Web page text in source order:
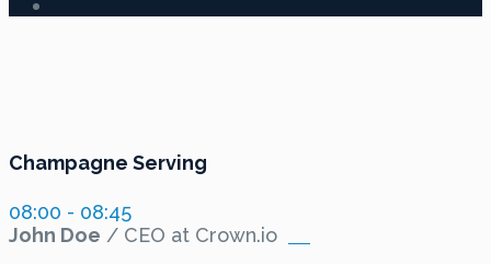
Champagne Serving
08:00 - 08:45
John Doe / CEO at Crown.io